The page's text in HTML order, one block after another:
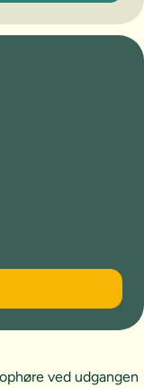
ved udgangen